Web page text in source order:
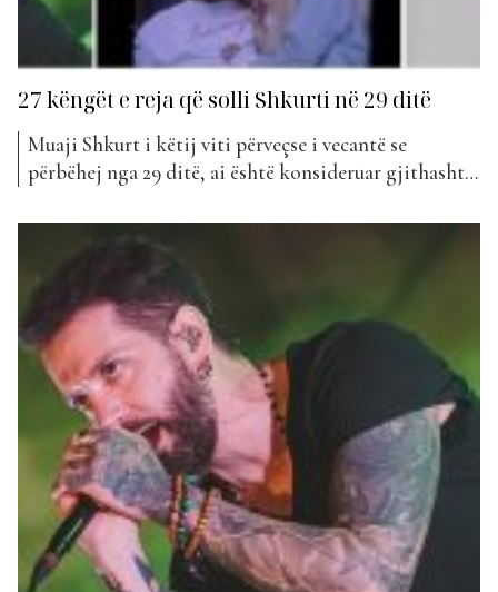
27 këngët e reja që solli Shkurti në 29 ditë
Muaji Shkurt i këtij viti përveçse i vecantë se
përbëhej nga 29 ditë, ai është konsideruar gjithashtu
patur. Duket se fakti që është muaji i dashurisë,
muzikore, të cilat i dedikohet dashurisë por edhe
tradhëtarëve....